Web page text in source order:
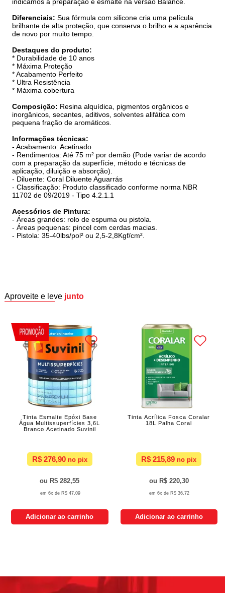
Diferenciais:Sua fórmula com silicone cria uma película
brilhante de alta proteção, que conserva o brilho e a aparência
de novo por muito tempo.
Destaques do produto:
* Durabilidade de 10 anos
* Máxima Proteção
* Acabamento Perfeito
* Ultra Resistência
* Máxima cobertura
Composição: Resina alquídica, pigmentos orgânicos e
inorgânicos, secantes, aditivos, solventes alifática com
pequena fração de aromáticos.
Informações técnicas:
- Acabamento: Acetinado
- Rendimentoa: Até 75 m² por demão (Pode variar de acordo
com a preparação da superfície, método e técnicas de
aplicação, diluição e absorção).
- Diluente: Coral Diluente Aguarrás
- Classificação: Produto classificado conforme norma NBR
11702 de 09/2019 - Tipo 4.2.1.1
Acessórios de Pintura:
- Áreas grandes: rolo de espuma ou pistola.
- Áreas pequenas: pincel com cerdas macias.
- Pistola: 35-40lbs/pol² ou 2,5-2,8Kgf/cm².
Aproveite e leve junto
Tinta Esmalte Epóxi Base
Água Multissuperfícies 3,6L
Branco Acetinado Suvinil
R$ 276,90
R$ 282,55
6x de R$ 47,09
Adicionar ao carrinho
Tinta Acrílica Fosca Coralar
18L Palha Coral
R$ 215,89
R$ 220,30
6x de R$ 36,72
Adicionar ao carrinho